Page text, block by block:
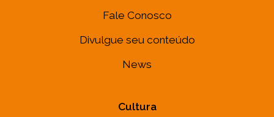
Fale Conosco
Divulgue seu conteúdo
News
Cultura